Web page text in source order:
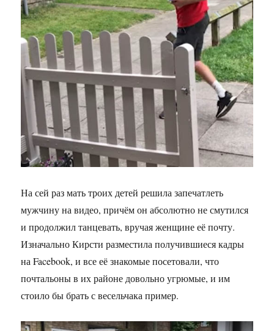
На сей раз мать троих детей решила запечатлеть
мужчину на видео, причём он абсолютно не смутился
и продолжил танцевать, вручая женщине её почту.
Изначально Кирсти разместила получившиеся кадры
на Facebook, и все её знакомые посетовали, что
почтальоны в их районе довольно угрюмые, и им
стоило бы брать с весельчака пример.